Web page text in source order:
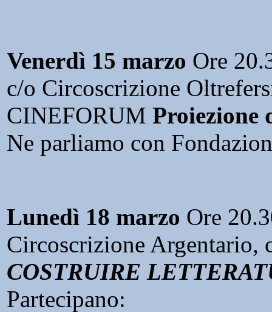
Venerdì 15 marzo Ore
c/o Circoscrizione
CINEFORUM
Ne parliamo con
Lunedì 18 marzo Ore
Circoscrizione Argentario,
COSTRUIRE
Partecipano: